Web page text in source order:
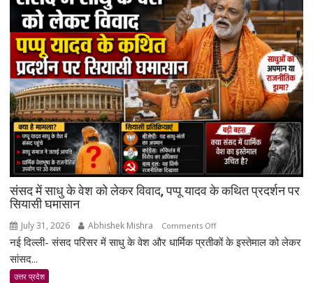
प्रधानमंत्री,
उ.प्र
राज्यपाल
एवं
उ.प्र
मुख्यमंत्री
को
ज्ञापन
प्रेषित
किया
संसद में साधु के वेश को लेकर विवाद, पप्पू यादव के कथित प्रदर्शन पर
सियासी घमासान
July 31, 2026 Abhishek Mishra Comments Offon
संसद
नई दिल्ली- संसद परिसर में साधु के वेश और धार्मिक प्रतीकों के इस्तेमाल को लेकर
सांसद...
उत्तर प्रदेश